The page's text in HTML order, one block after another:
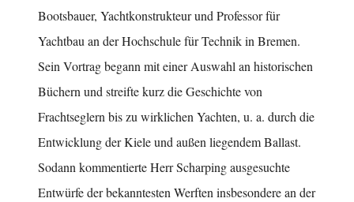
Bootsbauer, Yachtkonstrukteur und Professor für
Yachtbau an der Hochschule für Technik in Bremen.
Sein Vortrag begann mit einer Auswahl an historischen
Büchern und streifte kurz die Geschichte von
Frachtseglern bis zu wirklichen Yachten, u. a. durch die
Entwicklung der Kiele und außen liegendem Ballast.
Sodann kommentierte Herr Scharping ausgesuchte
Entwürfe der bekanntesten Werften insbesondere an der